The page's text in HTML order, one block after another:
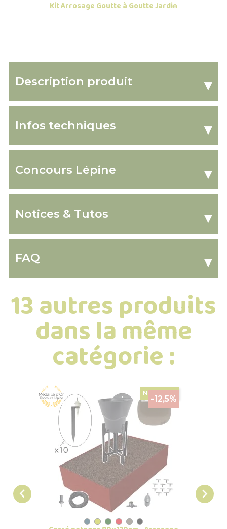
Kit Arrosage Goutte à Goutte Jardin
Description produit ▾
Infos techniques ▾
Concours Lépine ▾
Notices & Tutos ▾
FAQ ▾
13 autres produits
dans la même
catégorie :

-12,5%
NOUVEAU
